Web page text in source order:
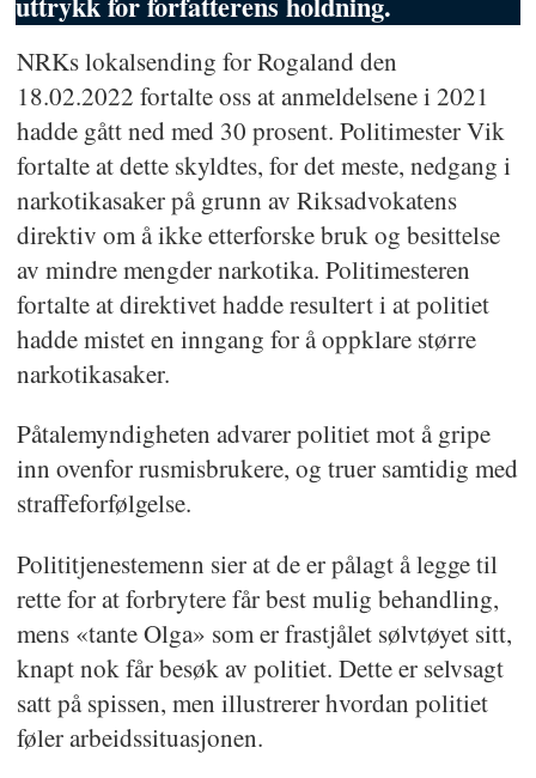
NRKs lokalsending for Rogaland den
18.02.2022 fortalte oss at anmeldelsene i 2021
hadde gått ned med 30 prosent. Politimester Vik
fortalte at dette skyldtes, for det meste, nedgang i
narkotikasaker på grunn av Riksadvokatens
direktiv om å ikke etterforske bruk og besittelse
av mindre mengder narkotika. Politimesteren
fortalte at direktivet hadde resultert i at politiet
hadde mistet en inngang for å oppklare større
narkotikasaker.
Påtalemyndigheten advarer politiet mot å gripe
inn ovenfor rusmisbrukere, og truer samtidig med
straffeforfølgelse.
Polititjenestemenn sier at de er pålagt å legge til
rette for at forbrytere får best mulig behandling,
mens «tante Olga» som er frastjålet sølvtøyet sitt,
knapt nok får besøk av politiet. Dette er selvsagt
satt på spissen, men illustrerer hvordan politiet
føler arbeidssituasjonen.